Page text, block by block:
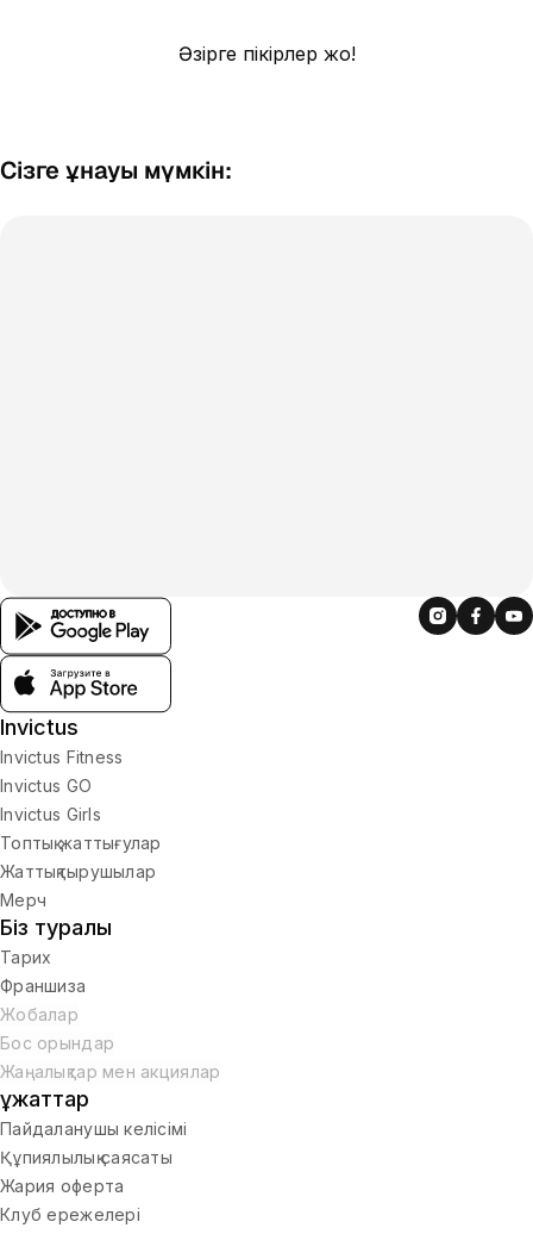
және қолдау көрсетеді. Сабақ ерекше атмосфера
Әзірге пікірлер жоқ!
Сізге ұнауы мүмкін:
Invictus
Invictus Fitness
Invictus GO
Invictus Girls
Топтық жаттығулар
Жаттықтырушылар
Мерч
Біз туралы
Тарих
Франшиза
Жобалар
Бос орындар
Жаңалықтар мен акциялар
Құжаттар
Пайдаланушы келісімі
Құпиялылық саясаты
Жария оферта
Клуб ережелері